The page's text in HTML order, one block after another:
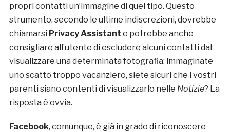
propri contatti un’immagine di quel tipo. Questo
strumento, secondo le ultime indiscrezioni, dovrebbe
chiamarsi Privacy Assistant e potrebbe anche
consigliare all’utente di escludere alcuni contatti dal
visualizzare una determinata fotografia: immaginate
uno scatto troppo vacanziero, siete sicuri che i vostri
parenti siano contenti di visualizzarlo nelle Notizie? La
risposta è ovvia.
Facebook, comunque, è già in grado di riconoscere